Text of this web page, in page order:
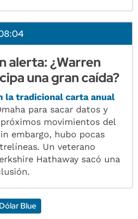
alerta: ¿Warren
una gran caída?
la tradicional carta anual
para sacar datos y
movimientos del
embargo, hubo pocas
Un veterano
Hathaway sacó una
Dólar Blue